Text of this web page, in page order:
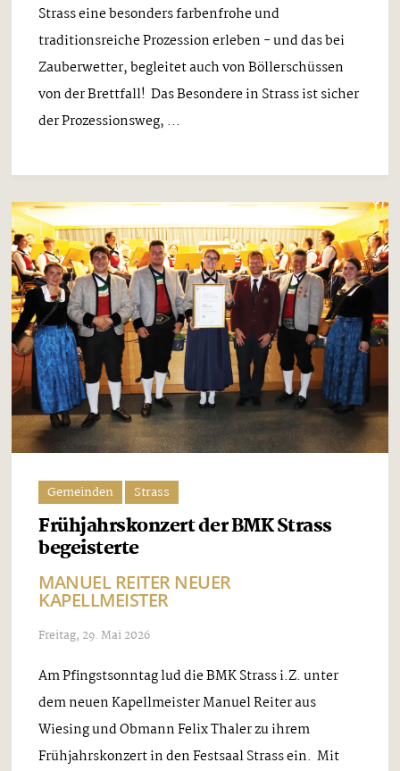
Strass eine besonders farbenfrohe und
traditionsreiche Prozession erleben - und das bei
Zauberwetter, begleitet auch von Böllerschüssen
von der Brettfall! Das Besondere in Strass ist sicher
der Prozessionsweg, ...
Gemeinden Strass
Frühjahrskonzert der BMK Strass
begeisterte
MANUEL REITER NEUER
KAPELLMEISTER
Freitag, 29. Mai 2026
Am Pfingstsonntag lud die BMK Strass i.Z. unter
dem neuen Kapellmeister Manuel Reiter aus
Wiesing und Obmann Felix Thaler zu ihrem
Frühjahrskonzert in den Festsaal Strass ein. Mit